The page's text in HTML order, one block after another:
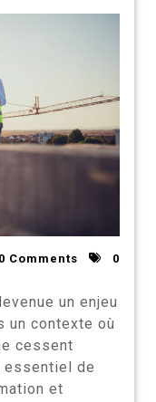
0 Comments
0
un enjeu
un contexte où
cessent
essentiel de
et